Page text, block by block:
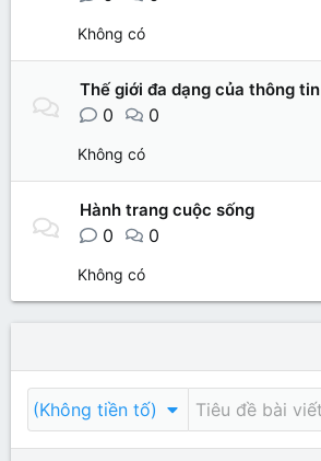
Không có
Thế giới đa dạng của thông tin
0 0
Không có
Hành trang cuộc sống
0 0
Không có
(Không tiền tố)